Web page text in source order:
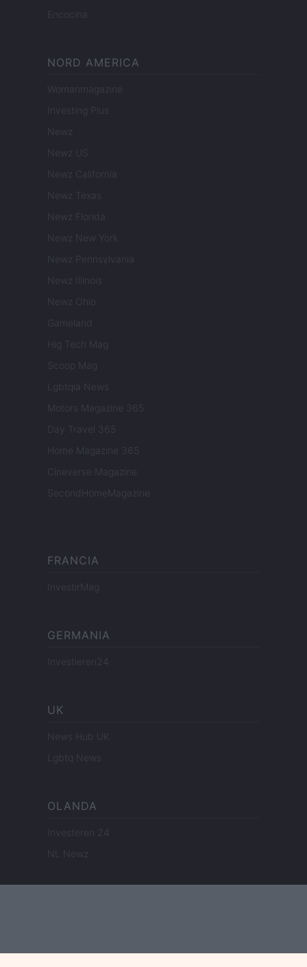
Encocina
NORD AMERICA
Womanmagazine
Investing Plus
Newz
Newz US
Newz California
Newz Texas
Newz Florida
Newz New York
Newz Pennsylvania
Newz Illinois
Newz Ohio
Gameland
Hig Tech Mag
Scoop Mag
Lgbtqia News
Motors Magazine 365
Day Travel 365
Home Magazine 365
Cineverse Magazine
SecondHomeMagazine
FRANCIA
InvestirMag
GERMANIA
Investieren24
UK
News Hub UK
Lgbtq News
OLANDA
Investeren 24
NL Newz